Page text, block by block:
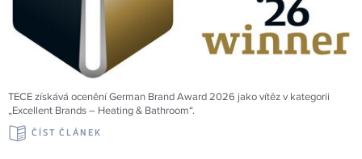
TECE získává ocenění German Brand Award 2026 jako vítěz v kategorii
„Excellent Brands – Heating & Bathroom“.
ČÍST ČLÁNEK